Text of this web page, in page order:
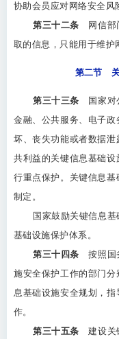
协助会员应对网络安全风
第三十二条 网信部
取的信息，只能用于维护
第二节 关
第三十三条 国家对
金融、公共服务、电子
坏、丧失功能或者数据
共利益的关键信息基础
行重点保护。关键信息
制定。
国家鼓励关键信息
基础设施保护体系。
第三十四条 按照国
施安全保护工作的部门
息基础设施安全规划，
作。
第三十五条 建设关